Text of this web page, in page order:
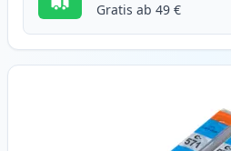
Gratis ab 49 €